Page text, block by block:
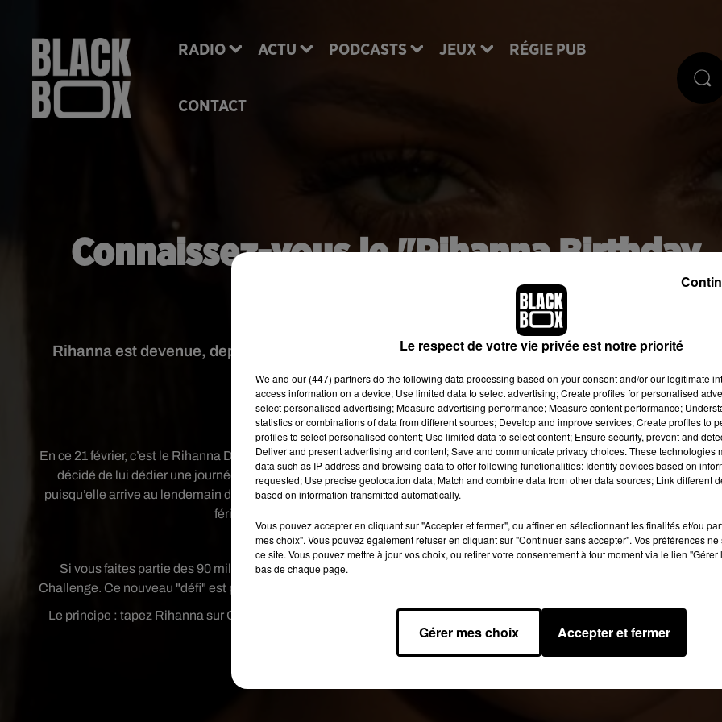
RADIO ACTU PODCASTS JEUX RÉGIE PUB
CONTACT
Connaissez-vous le "Rihanna Birthday
Rihanna est devenue, depuis quelques heures, la star d'un tout nouveau challenge. On vous dit
Crédit image:Rihanna
En ce 21 février, c’est le Rihanna Day !
La chanteuse est tellement populaire dans son pays d’origine - la Barbade - qu’ils
décidé de lui dédier une journée et de la rendre fériée depuis 2008.
Cette date n'a d'ailleurs pas été choisie au hasard
puisqu’elle arrive au lendemain de son anniversaire. Si elle est la première artiste à avoir instauré malgré elle une journée
fériée, elle est aussi au centre d’un tout nouveau challenge…
RIHANNA BIRTHDAY CHALLENGE
Si vous faites partie des 90 millions de fans à la suivre sur Twitter, vous avez peut-être vu passer le Rihanna Birthday
Challenge. Ce nouveau "défi" est parti d'un post devenu viral, repris depuis quelques heures par des milliers
Le principe : tapez Rihanna sur Google, suivi de votre date d’anniversaire ! Cela vous donnera le look de la star le jour où
vous avez soufflé une nouvelle bougie…
Le respect de votre vie privée est notre priorité
We and our (447) partnersdo the following data processing based on your consent and/or our legitimate
access information on a device; Use limited data to select advertising; Create profiles for personalised
select personalised advertising; Measure advertising performance; Measure content performance;
statistics or combinations of data from different sources; Develop and improve services; Create profiles to
profiles to select personalised content; Use limited data to select content; Ensure security, prevent and
Deliver and present advertising and content; Save and communicate privacy choices. These technologies
data such as IP address and browsing data to offer following functionalities: Identify devices based on
requested; Use precise geolocation data; Match and combine data from other data sources; Link different
based on information transmitted automatically.
Vous pouvez accepter en cliquant sur "Accepter et fermer", ou affiner en sélectionnant les finalités et/ou
mes choix". Vous pouvez également refuser en cliquant sur "Continuer sans accepter". Vos préférences
ce site. Vous pouvez mettre à jour vos choix, ou retirer votre consentement à tout moment via le lien
bas de chaque page.
Gérer mes choix Accepter et fermer